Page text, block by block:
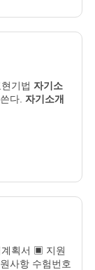
기법 자기소
다. 자기소개
계획서 ▣ 지원
사항 수험번호